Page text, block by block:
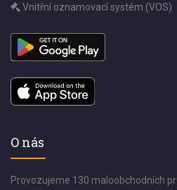
Vnitřní oznamovací systém (VOS)
O nás
Provozujeme 130 maloobchodních